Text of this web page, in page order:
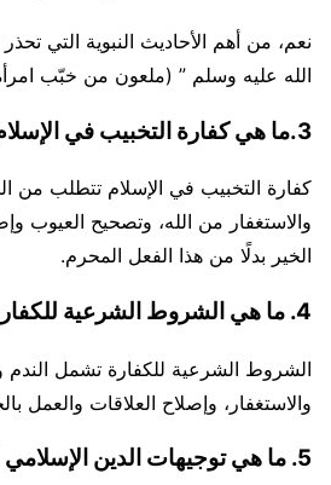
نعم، من أهم الأحاديث النبوية التي
الله عليه وسلم ” (ملعون من خبّب
3.ما هي كفارة التخبيب في الإسلام؟
كفارة التخبيب في الإسلام تتطلب من
والاستغفار من الله، وتصحيح العيوب
الخير بدلًا من هذا الفعل المحرم.
4. ما هي الشروط الشرعية للكفارة ؟
الشروط الشرعية للكفارة تشمل الندم
والاستغفار، وإصلاح العلاقات والعمل
5. ما هي توجيهات الدين الإسلامي لتجنبه؟